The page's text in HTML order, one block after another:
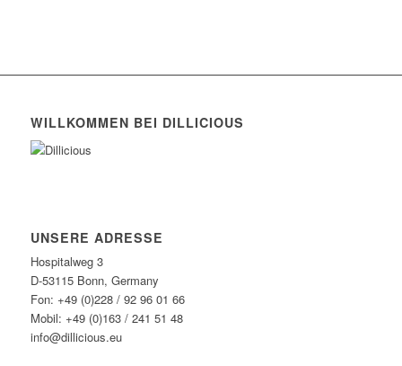
WILLKOMMEN BEI DILLICIOUS
UNSERE ADRESSE
Hospitalweg 3
D-53115 Bonn, Germany
Fon: +49 (0)228 / 92 96 01 66
Mobil: +49 (0)163 / 241 51 48
info@dillicious.eu